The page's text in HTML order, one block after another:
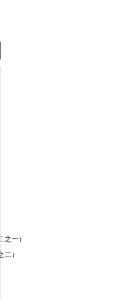
一）
）